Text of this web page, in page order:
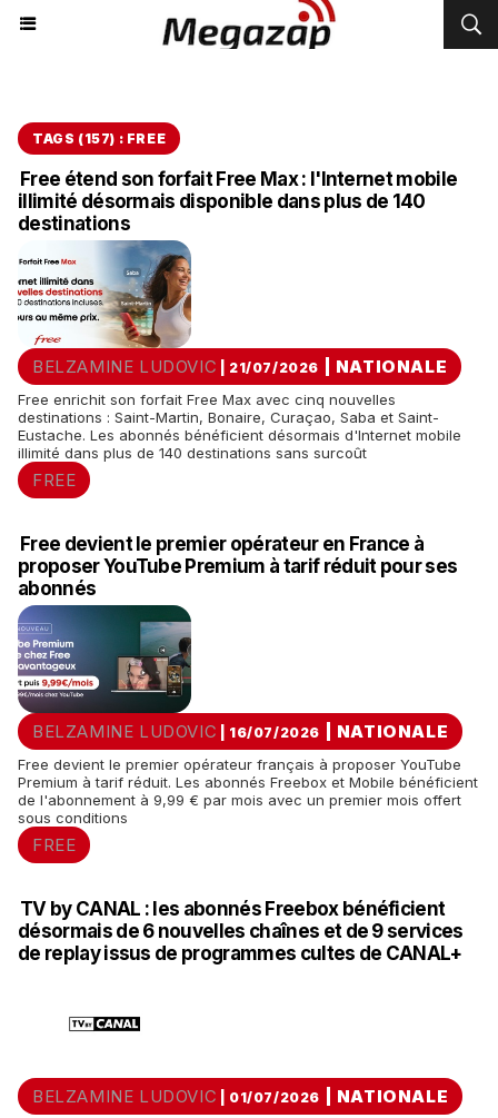
TAGS (157) : FREE
Free étend son forfait Free Max : l'Internet mobile
illimité désormais disponible dans plus de 140
destinations
BELZAMINE LUDOVIC | 21/07/2026 NATIONALE
Free enrichit son forfait Free Max avec cinq nouvelles
destinations : Saint-Martin, Bonaire, Curaçao, Saba et Saint-
Eustache. Les abonnés bénéficient désormais d'Internet mobile
illimité dans plus de 140 destinations sans surcoût
FREE
Free devient le premier opérateur en France à
proposer YouTube Premium à tarif réduit pour ses
abonnés
BELZAMINE LUDOVIC | 16/07/2026 NATIONALE
Free devient le premier opérateur français à proposer YouTube
Premium à tarif réduit. Les abonnés Freebox et Mobile bénéficient
de l'abonnement à 9,99 € par mois avec un premier mois offert
sous conditions
FREE
TV by CANAL : les abonnés Freebox bénéficient
désormais de 6 nouvelles chaînes et de 9 services
de replay issus de programmes cultes de CANAL+
BELZAMINE LUDOVIC | 01/07/2026 NATIONALE